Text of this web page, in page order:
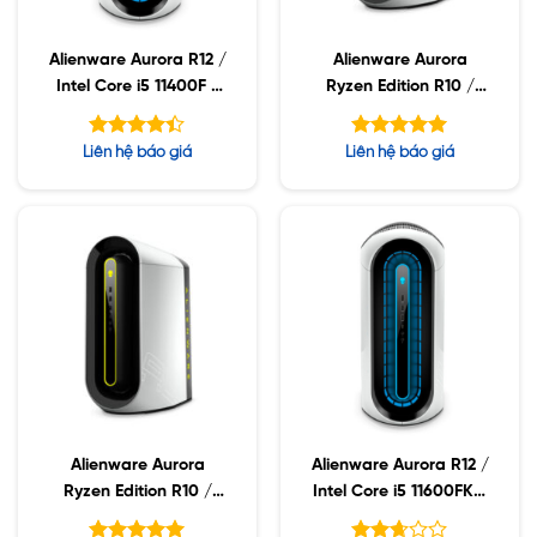
Alienware Aurora R12 /
Intel Core i5 11400F /
Ram 64GB / SSD 1TB /
RTX 1660 6GB / Win
Được xếp
Liên hệ báo giá
Alienware Aurora
Ryzen Edition R10 /
AMD Ryzen 9 5950X /
Ram 64GB / SSD 1TB /
RTX 3090 24GB / Win
Được xếp
Liên hệ báo giá
Alienware Aurora
Ryzen Edition R10 /
AMD Ryzen 9 5950X /
Alienware Aurora R12 /
Intel Core i5 11600FK /
Ram 64GB / SSD 1TB /